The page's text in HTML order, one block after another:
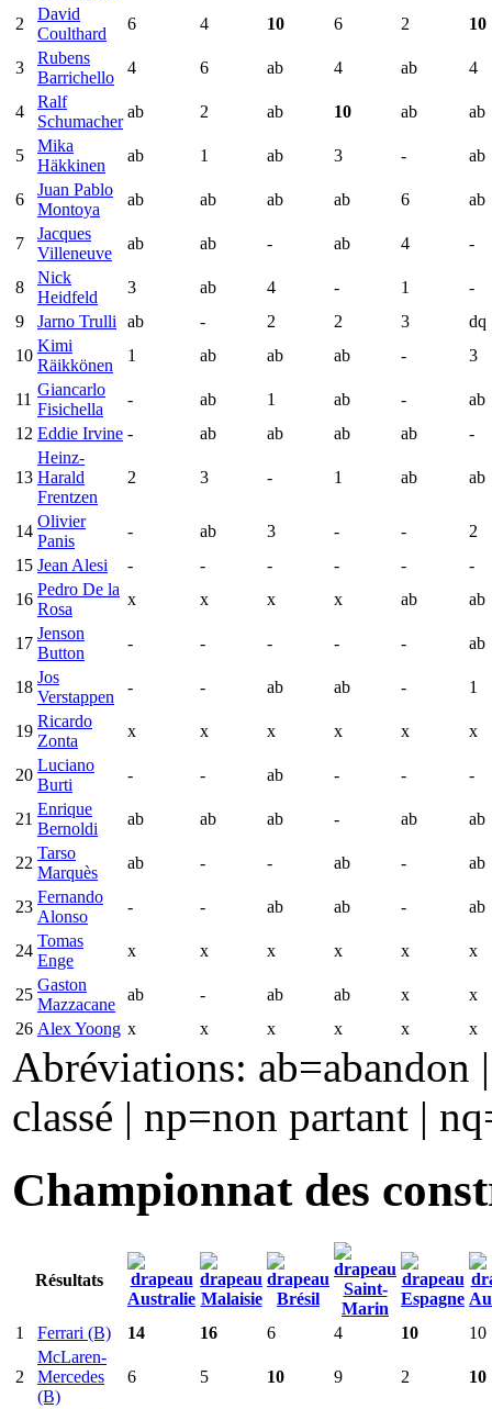
2
David
Coulthard
6 4 10 6 2 10
3
Rubens
Barrichello
4 6 ab 4 ab 4
4
Ralf
Schumacher
ab 2 ab 10 ab ab
5
Mika
Häkkinen
ab 1 ab 3 - ab
6
Juan Pablo
Montoya
ab ab ab ab 6 ab
7
Jacques
Villeneuve
ab ab - ab 4 -
8
Nick
Heidfeld
3 ab 4 - 1
-
9
Jarno Trulli ab - 2 2 3
dq
10
Kimi
Räikkönen
1 ab ab ab - 3
11
Giancarlo
Fisichella
- ab 1 ab -
ab
12 Eddie Irvine - ab ab ab ab -
13
Heinz-
Harald
Frentzen
2 3 - 1 ab ab
14
Olivier
Panis
- ab 3 - -
2
15 Jean Alesi - - - - -
-
16
Pedro De la
Rosa
x x x x ab ab
17
Jenson
Button
- - - - - ab
18
Jos
Verstappen
- - ab ab - 1
19
Ricardo
Zonta
x x x x x x
20
Luciano
Burti
- - ab - - -
21
Enrique
Bernoldi
ab ab ab - ab ab
22
Tarso
Marquès
ab - - ab - ab
23
Fernando
Alonso
- - ab ab - ab
24
Tomas
Enge
x x x x x x
25
Gaston
Mazzacane
ab - ab ab x
x
26 Alex Yoong x x x x x x
Abréviations:
classé | np=non partant |
Championnat des
Résultats
1 Ferrari (B) 14 16 6 4 10 10
2
McLaren-
Mercedes
(B)
6 5 10 9 2 10